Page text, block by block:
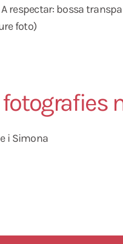
respectar: bossa
foto)
i Simona